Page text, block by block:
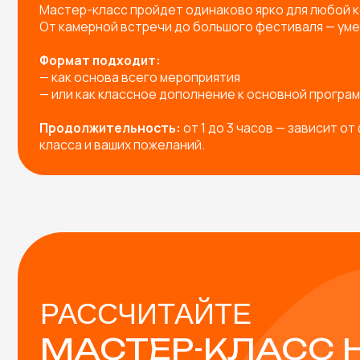
РАССЧИТАЙТЕ
МАСТЕР-КЛАСС НА
МЕРОПРИЯТИЕ!
Заполните форму — и мы предложим вам:
Готовые решения под любое мероприятие
Индивидуальную разработку мастер-класса
Подборку с расчетом под вашу задачу
В СТОИМОСТЬ